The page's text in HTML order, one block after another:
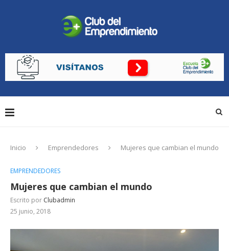
Inicio Emprendedores Mujeres que cambian el mundo
EMPRENDEDORES
Mujeres que cambian el mundo
Escrito por Clubadmin
25 junio, 2018